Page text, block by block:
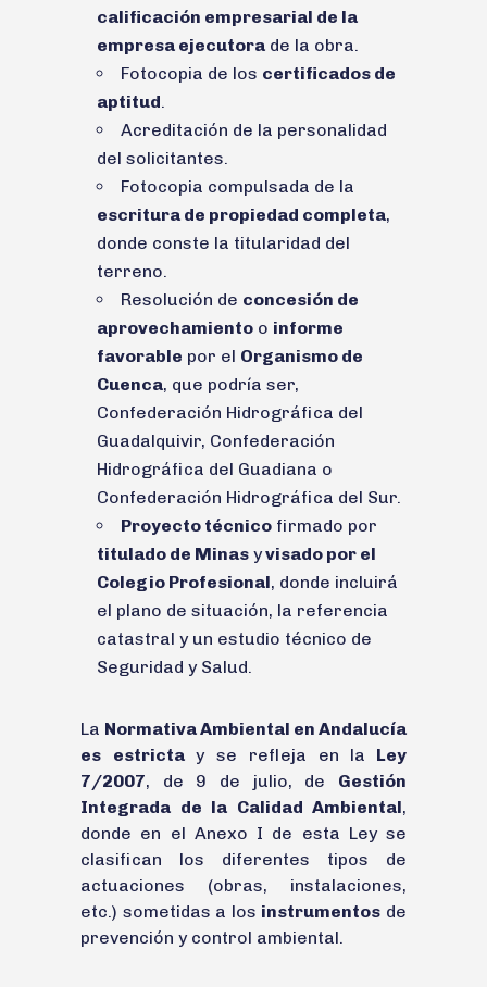
calificación empresarial de la
empresa ejecutora de la obra.
Fotocopia de los certificados de
aptitud.
Acreditación de la personalidad
del solicitantes.
Fotocopia compulsada de la
escritura de propiedad completa,
donde conste la titularidad del
terreno.
Resolución de concesión de
aprovechamiento o informe
favorable por el Organismo de
Cuenca, que podría ser,
Confederación Hidrográfica del
Guadalquivir, Confederación
Hidrográfica del Guadiana o
Confederación Hidrográfica del Sur.
Proyecto técnico firmado por
titulado de Minas yvisado por el
Colegio Profesional, donde incluirá
el plano de situación, la referencia
catastral y un estudio técnico de
Seguridad y Salud.
La Normativa Ambiental en Andalucía
es
estrictay se refleja en la Ley
7/2007, de 9 de julio, de Gestión
Integrada de la Calidad Ambiental,
donde en el Anexo I de esta Ley se
clasifican los diferentes tipos de
actuaciones (obras, instalaciones,
etc.) sometidas a los instrumentos de
prevención y control ambiental.